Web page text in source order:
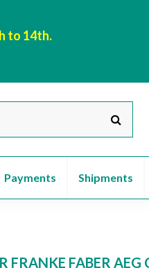
to 14th.
Shipments
Payments
FRANKE FABER AEG